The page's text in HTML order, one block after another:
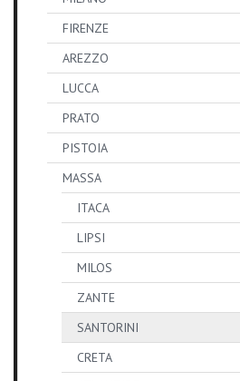
FIRENZE
AREZZO
LUCCA
PRATO
PISTOIA
MASSA
ITACA
LIPSI
MILOS
ZANTE
SANTORINI
CRETA